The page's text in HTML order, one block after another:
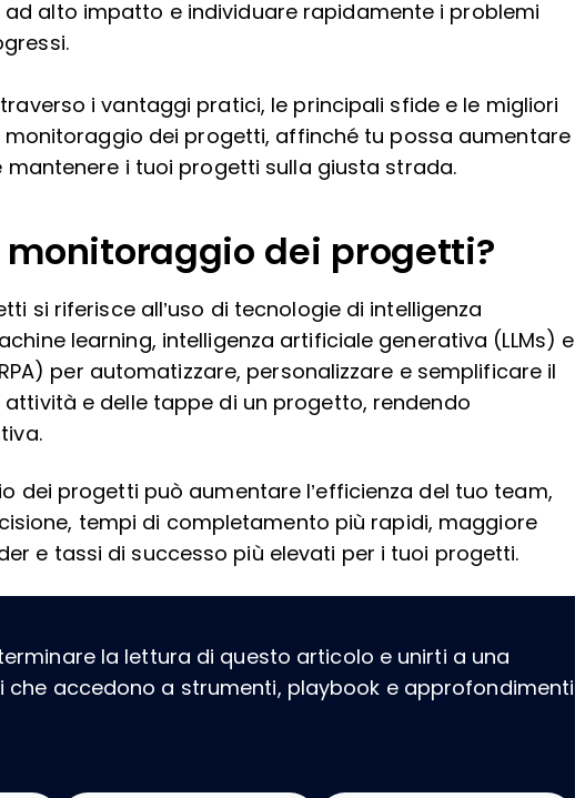
alto impatto e individuare rapidamente i problemi
i vantaggi pratici, le principali sfide e le migliori
monitoraggio dei progetti, affinché tu possa aumentare
mantenere i tuoi progetti sulla giusta strada.
monitoraggio dei progetti?
si riferisce all’uso di tecnologie di intelligenza
learning, intelligenza artificiale generativa (LLMs) e
per automatizzare, personalizzare e semplificare il
e delle tappe di un progetto, rendendo
dei progetti può aumentare l’efficienza del tuo team,
tempi di completamento più rapidi, maggiore
e tassi di successo più elevati per i tuoi progetti.
la lettura di questo articolo e unirti a una
che accedono a strumenti, playbook e approfondimenti